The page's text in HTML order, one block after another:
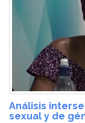
Análisis
sexual y de